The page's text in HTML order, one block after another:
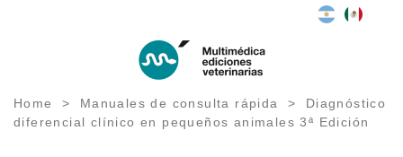
Home > Manuales de consulta rápida >
Diagnóstico
diferencial clí­nico en pequeños animales 3ª Edición